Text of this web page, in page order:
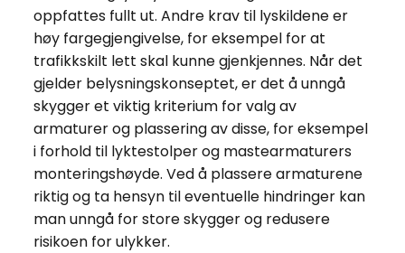
oppfattes fullt ut. Andre krav til lyskildene er
høy fargegjengivelse, for eksempel for at
trafikkskilt lett skal kunne gjenkjennes. Når det
gjelder belysningskonseptet, er det å unngå
skygger et viktig kriterium for valg av
armaturer og plassering av disse, for eksempel
i forhold til lyktestolper og mastearmaturers
monteringshøyde. Ved å plassere armaturene
riktig og ta hensyn til eventuelle hindringer kan
man unngå for store skygger og redusere
risikoen for ulykker.